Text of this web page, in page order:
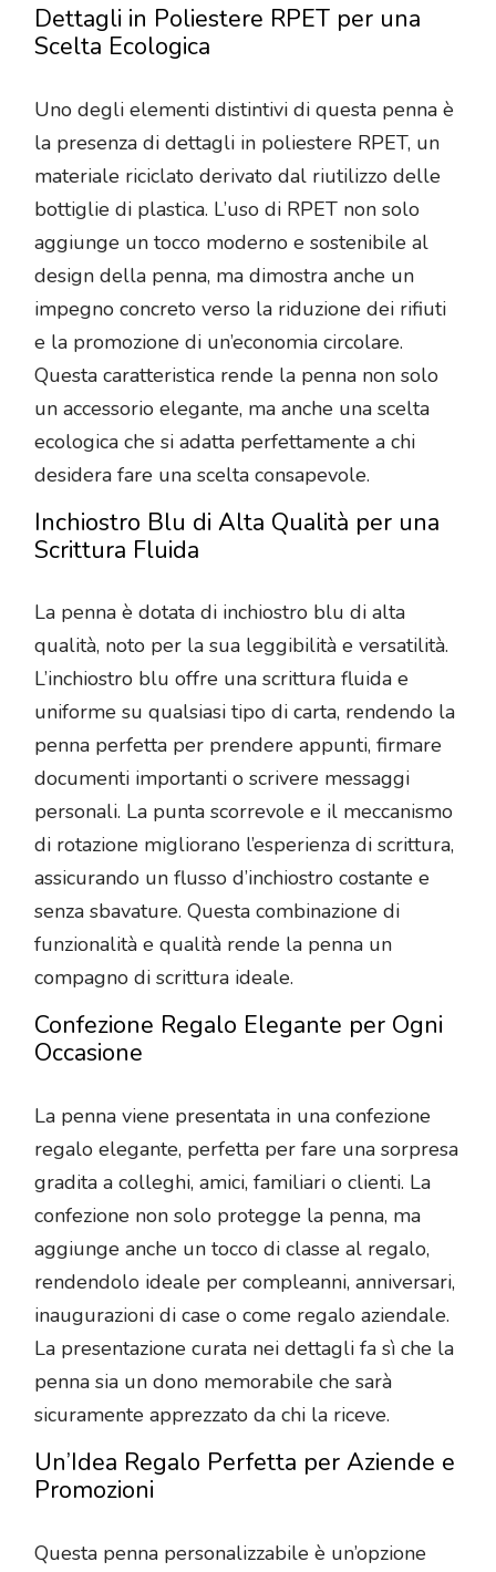
Dettagli in Poliestere RPET per una
Scelta Ecologica
Uno degli elementi distintivi di questa penna è
la presenza di dettagli in poliestere RPET, un
materiale riciclato derivato dal riutilizzo delle
bottiglie di plastica. L’uso di RPET non solo
aggiunge un tocco moderno e sostenibile al
design della penna, ma dimostra anche un
impegno concreto verso la riduzione dei rifiuti
e la promozione di un’economia circolare.
Questa caratteristica rende la penna non solo
un accessorio elegante, ma anche una scelta
ecologica che si adatta perfettamente a chi
desidera fare una scelta consapevole.
Inchiostro Blu di Alta Qualità per una
Scrittura Fluida
La penna è dotata di inchiostro blu di alta
qualità, noto per la sua leggibilità e versatilità.
L’inchiostro blu offre una scrittura fluida e
uniforme su qualsiasi tipo di carta, rendendo la
penna perfetta per prendere appunti, firmare
documenti importanti o scrivere messaggi
personali. La punta scorrevole e il meccanismo
di rotazione migliorano l’esperienza di scrittura,
assicurando un flusso d’inchiostro costante e
senza sbavature. Questa combinazione di
funzionalità e qualità rende la penna un
compagno di scrittura ideale.
Confezione Regalo Elegante per Ogni
Occasione
La penna viene presentata in una confezione
regalo elegante, perfetta per fare una sorpresa
gradita a colleghi, amici, familiari o clienti. La
confezione non solo protegge la penna, ma
aggiunge anche un tocco di classe al regalo,
rendendolo ideale per compleanni, anniversari,
inaugurazioni di case o come regalo aziendale.
La presentazione curata nei dettagli fa sì che la
penna sia un dono memorabile che sarà
sicuramente apprezzato da chi la riceve.
Un’Idea Regalo Perfetta per Aziende e
Promozioni
Questa penna personalizzabile è un’opzione